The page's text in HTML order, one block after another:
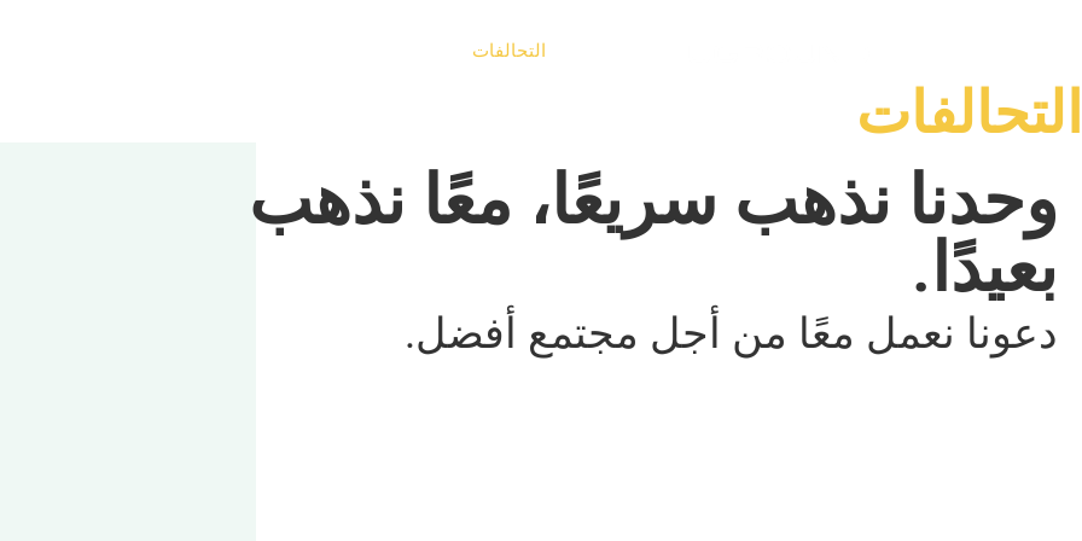
التحالفات
التحالفات
وحدنا نذهب سريعًا، معًا نذهب
بعيدًا.
دعونا نعمل معًا من أجل مجتمع أفضل.